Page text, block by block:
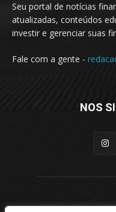
Seu portal de notícias
atualizadas, conteúdos
investir e gerenciar suas
Fale com a gente -
NOS